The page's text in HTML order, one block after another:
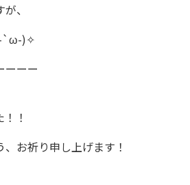
、
-`ω-)✧
ーーー
！
お祈り申し上げます！